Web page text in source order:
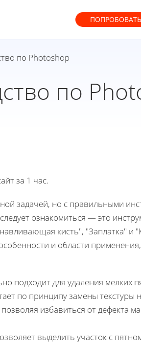
ПОПРОБОВАТЬ
по Photoshop
по
за 1 час.
задачей, но с правильными
ознакомиться — это
кисть", "Заплатка" и
и области
подходит для удаления мелких
по принципу замены текстуры
избавиться от дефекта
выделить участок с